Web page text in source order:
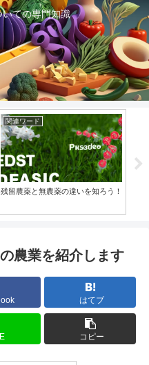
ての専門知識
関連ワード
残留農薬と無農薬の違いを知ろう！
農業を紹介します
はてブ
コピー